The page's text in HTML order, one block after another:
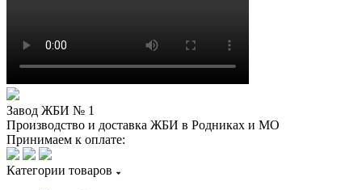
Завод ЖБИ № 1
Производство и доставка ЖБИ в Родниках и МО
Принимаем к оплате:
Категории товаров